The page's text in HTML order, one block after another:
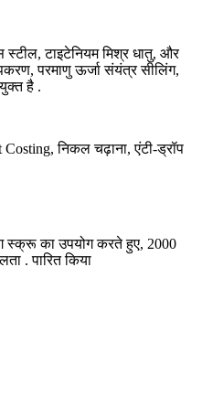
टाइटेनियम मिश्र धातु, और
परमाणु ऊर्जा संयंत्र सीलिंग,
है .
निकल चढ़ाना, एंटी-ड्रॉप
स्क्रू का उपयोग करते हुए, 2000
. पारित किया